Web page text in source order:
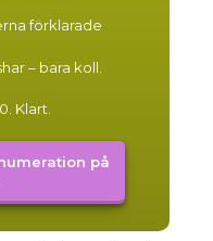
förklarade
– bara koll.
Klart.
på